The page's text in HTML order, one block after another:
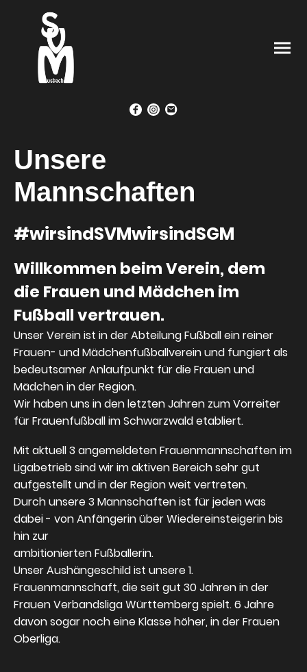
Unsere
Mannschaften
Willkommen beim Verein, dem
die Frauen und Mädchen im
Fußball vertrauen.
Unser Verein ist in der Abteilung Fußball ein reiner
Frauen- und Mädchenfußballverein und fungiert als
bedeutsamer Anlaufpunkt für die Frauen und
Mädchen in der Region.
Wir haben uns in den letzten Jahren zum Vorreiter
für Frauenfußball im Schwarzwald etabliert.
Mit aktuell 3 angemeldeten Frauenmannschaften im
Ligabetrieb sind wir im aktiven Bereich sehr gut
aufgestellt und in der Region weit vertreten.
Durch unsere 3 Mannschaften ist für jeden was
dabei - von Anfängerin über Wiedereinsteigerin bis
hin zur
ambitionierten Fußballerin.
Unser Aushängeschild ist unsere 1.
Frauenmannschaft, die seit gut 30 Jahren in der
Frauen Verbandsliga Württemberg spielt. 6 Jahre
davon sogar noch eine Klasse höher, in der Frauen
Oberliga.
#wirsindSVMwirsindSGM